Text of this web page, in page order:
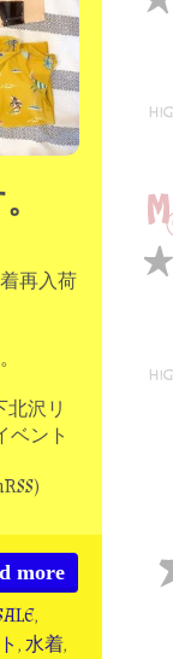
再入荷
沢リ
ント
more
,
,水着,